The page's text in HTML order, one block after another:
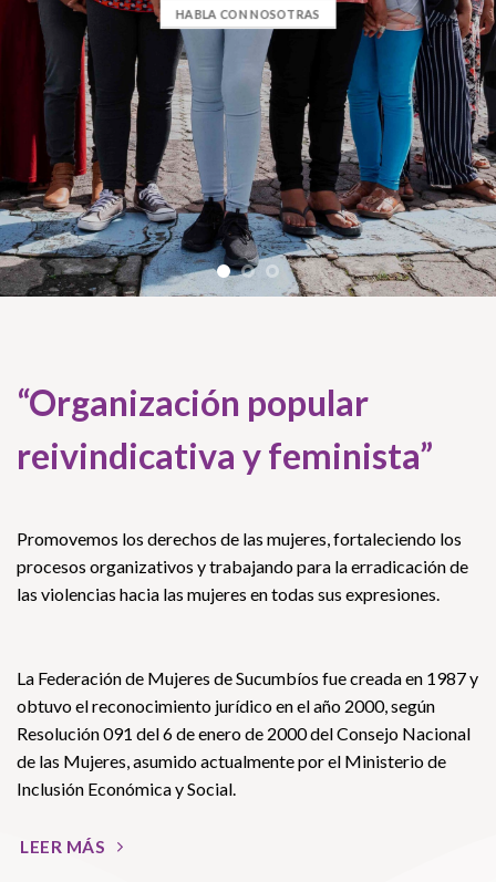
HABLA CON NOSOTRAS
“Organización popular
reivindicativa y feminista”
Promovemos los derechos de las mujeres, fortaleciendo los
procesos organizativos y trabajando para la erradicación de
las violencias hacia las mujeres en todas sus expresiones.
La Federación de Mujeres de Sucumbíos fue creada en 1987 y
obtuvo el reconocimiento jurídico en el año 2000, según
Resolución 091 del 6 de enero de 2000 del Consejo Nacional
de las Mujeres, asumido actualmente por el Ministerio de
Inclusión Económica y Social.
LEER MÁS